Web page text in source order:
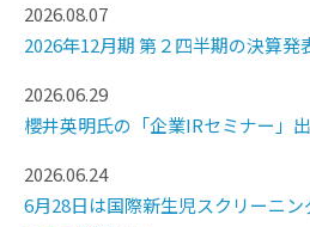
2026.08.07
2026年12月期 第２四半期の決算発
2026.06.29
櫻井英明氏の「企業IRセミナー」
2026.06.24
6月28日は国際新生児スクリーニ